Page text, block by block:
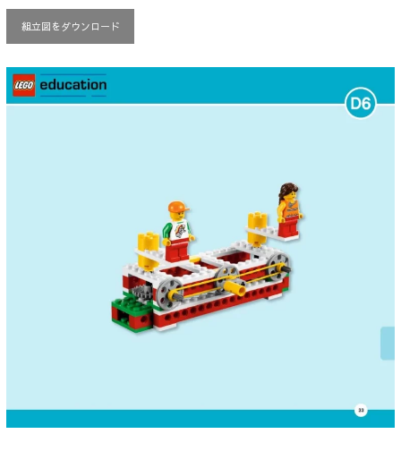
組立図をダウンロード